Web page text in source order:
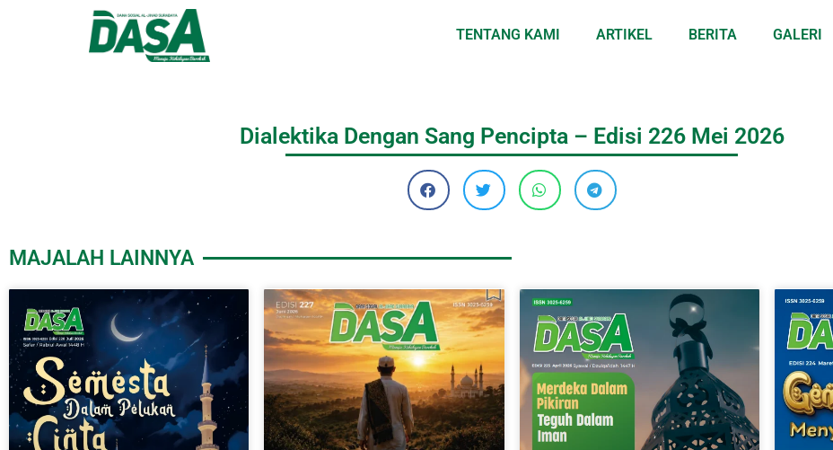
TENTANG KAMI ARTIKEL BERITA GALERI
Dialektika Dengan Sang Pencipta – Edisi 226 Mei 2026
MAJALAH LAINNYA